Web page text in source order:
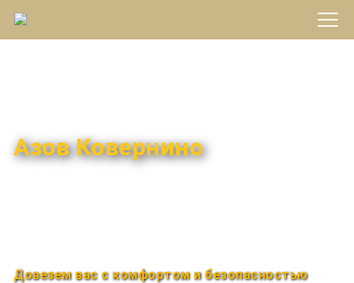
Азов Ковернино
Довезем вас с комфортом и безопасностью